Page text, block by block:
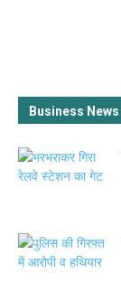
Business News